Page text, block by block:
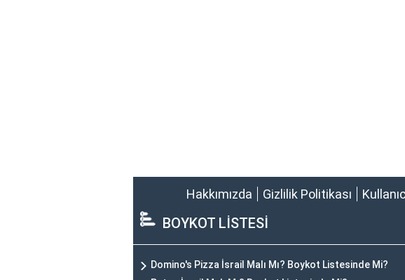
Hakkımızda Gizlilik Politikası
BOYKOT LİSTESİ
Domino's Pizza İsrail Malı Mı? Boykot Listesinde Mi?